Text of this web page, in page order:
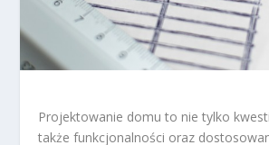
Projektowanie domu to nie tylko
także funkcjonalności oraz